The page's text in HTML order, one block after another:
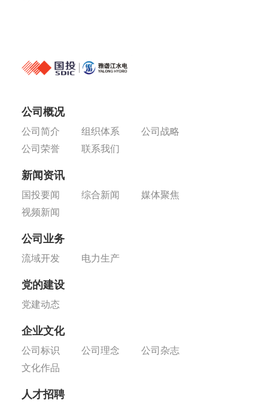
公司概况
公司简介 组织体系
公司战略
公司荣誉
联系我们
新闻资讯
国投要闻 综合新闻
媒体聚焦
视频新闻
公司业务
流域开发 电力生产
党的建设
党建动态
企业文化
公司标识 公司理念
公司杂志
文化作品
人才招聘